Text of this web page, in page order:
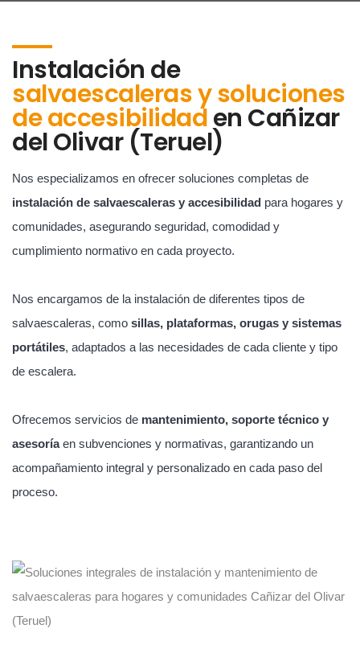
Instalación de
salvaescaleras y soluciones
de accesibilidaden Cañizar
del Olivar (Teruel)
Nos especializamos en ofrecer soluciones completas de
instalación de salvaescaleras y accesibilidad para hogares y
comunidades, asegurando seguridad, comodidad y
cumplimiento normativo en cada proyecto.
Nos encargamos de la instalación de diferentes tipos de
salvaescaleras, como sillas, plataformas, orugas y sistemas
portátiles, adaptados a las necesidades de cada cliente y tipo
de escalera.
Ofrecemos servicios de mantenimiento, soporte técnico y
asesoríaen subvenciones y normativas, garantizando un
acompañamiento integral y personalizado en cada paso del
proceso.